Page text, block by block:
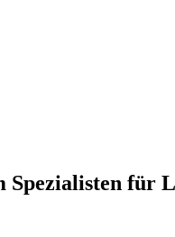
Spezialisten für